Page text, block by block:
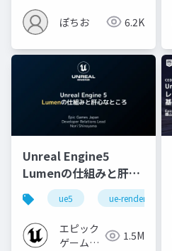
ぽちお 6.2K
Unreal Engine5
Lumenの仕組みと肝心
なところ
ue5 ue-rendering
エピック
ゲームズ
1.5M